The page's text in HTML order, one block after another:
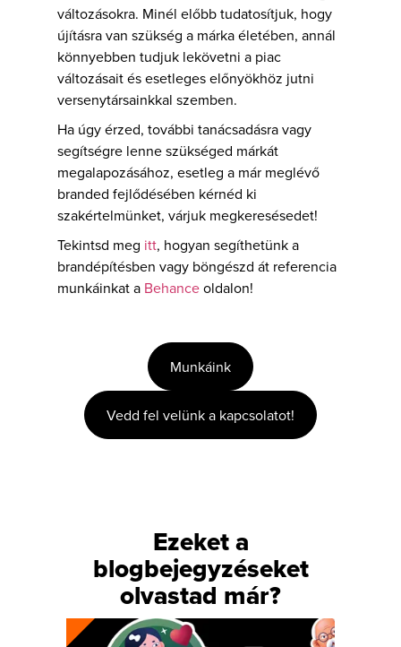
változásokra. Minél előbb tudatosítjuk, hogy
újításra van szükség a márka életében, annál
könnyebben tudjuk lekövetni a piac
változásait és esetleges előnyökhöz jutni
versenytársainkkal szemben.
Ha úgy érzed, további tanácsadásra vagy
segítségre lenne szükséged márkát
megalapozásához, esetleg a már meglévő
branded fejlődésében kérnéd ki
szakértelmünket, várjuk megkeresésedet!
Tekintsd meg itt, hogyan segíthetünk a
brandépítésben vagy böngészd át referencia
munkáinkat a Behanceoldalon!
Munkáink
Vedd fel velünk a kapcsolatot!
Ezeket a
blogbejegyzéseket
olvastad már?